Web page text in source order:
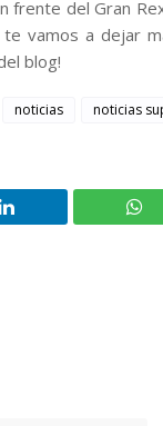
frente del Gran
vamos a dejar
blog!
noticias noticias